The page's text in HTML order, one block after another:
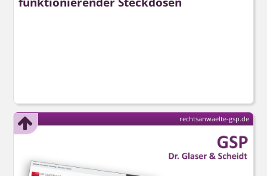
rechtsanwaelte-gsp.de